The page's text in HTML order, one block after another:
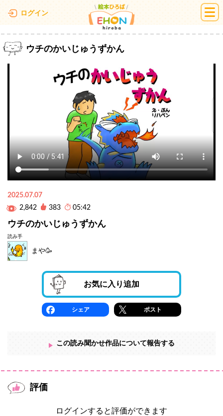
ログイン 絵本ひろば
ウチのかいじゅうずかん
2025.07.07
2,842
383 05:42
ウチのかいじゅうずかん
読み手
まや🥳
お気に入り追加
シェア ポスト
この読み聞かせ作品について報告する
評価
ログインすると評価ができます